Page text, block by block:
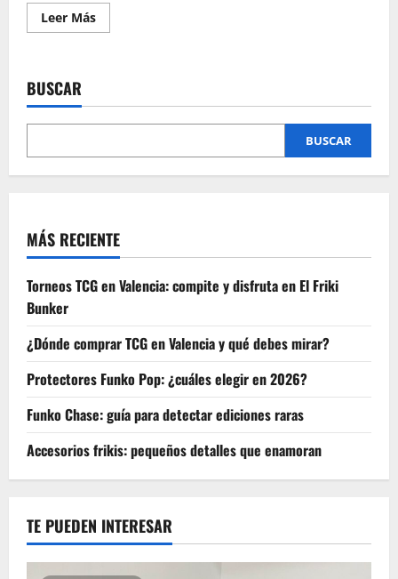
Leer MásLeer
más
de
casa
Hogwarts!
BUSCAR
BUSCAR
MÁS RECIENTE
Torneos TCG en Valencia: compite y disfruta en El Friki
Bunker
¿Dónde comprar TCG en Valencia y qué debes mirar?
Protectores Funko Pop: ¿cuáles elegir en 2026?
Funko Chase: guía para detectar ediciones raras
Accesorios frikis: pequeños detalles que enamoran
TE PUEDEN INTERESAR